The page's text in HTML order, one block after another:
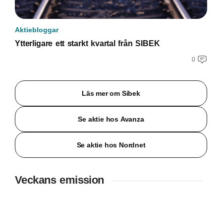
Aktiebloggar
Ytterligare ett starkt kvartal från SIBEK
0
Läs mer om Sibek
Se aktie hos Avanza
Se aktie hos Nordnet
Veckans emission